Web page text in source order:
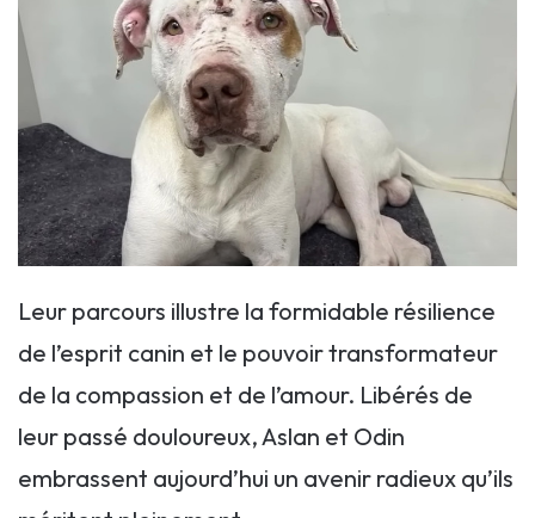
Leur parcours illustre la formidable résilience
de l’esprit canin et le pouvoir transformateur
de la compassion et de l’amour. Libérés de
leur passé douloureux, Aslan et Odin
embrassent aujourd’hui un avenir radieux qu’ils